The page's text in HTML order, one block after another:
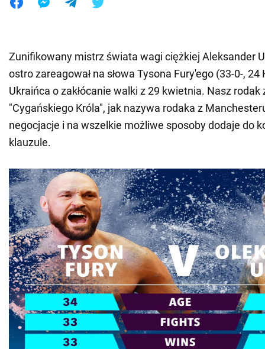
Zunifikowany mistrz świata wagi ciężkiej Aleksander
ostro zareagował na słowa Tysona Fury'ego (33-0-, 24
Ukraińca o zakłócanie walki z 29 kwietnia. Nasz rodak
"Cygańskiego Króla", jak nazywa rodaka z
negocjacje i na wszelkie możliwe sposoby dodaje do
klauzule.